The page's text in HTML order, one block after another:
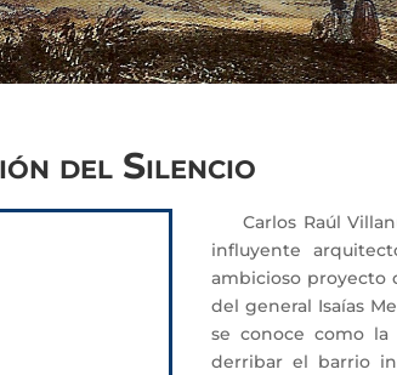
del Silencio
Carlos Raúl
influyente
ambicioso proyecto
del general Isaías
se conoce como la
derribar el barrio